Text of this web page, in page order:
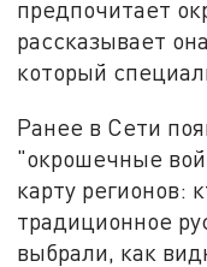
предпочитает
рассказывает
который
Ранее в Сети
"окрошечные
карту регионов:
традиционное
выбрали, как